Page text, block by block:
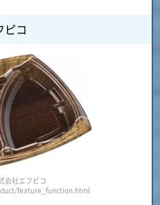
ピコ
会社エフピコ
feature_function.html